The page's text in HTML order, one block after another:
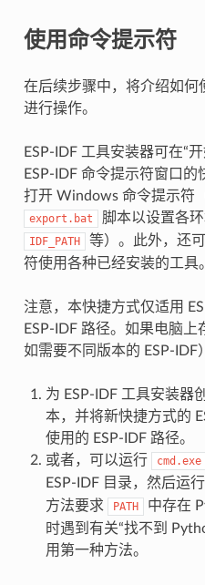
使用命令提示符
在后续步骤中，将介绍如
进行操作。
ESP-IDF 工具安装器可在“
ESP-IDF 命令提示符窗口
打开 Windows 命令提示符
export.bat 脚本以设置各
IDF_PATH
等）。此外，还
符使用各种已经安装的工具。
注意，本快捷方式仅适用
ESP-IDF 路径。如果电脑上
如需要不同版本的 ESP-IDF
为 ESP-IDF 工具安装器
本，并将新快捷方式的
使用的 ESP-IDF 路径。
或者，可以运行
cmd.exe
ESP-IDF 目录，然后运行
方法要求
PATH
中存在
时遇到有关“找不到
用第一种方法。